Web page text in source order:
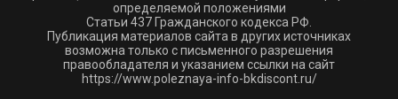
определяемой положениями
Статьи 437 Гражданского кодекса РФ.
Публикация материалов сайта в других источниках
возможна только с письменного разрешения
правообладателя и указанием ссылки на сайт
https://www.poleznaya-info-bkdiscont.ru/